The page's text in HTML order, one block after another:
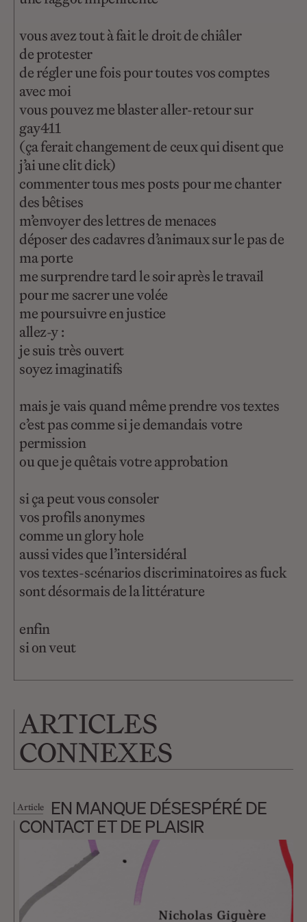
vous avez tout à fait le droit de chiâler
de protester
de régler une fois pour toutes vos comptes
avec moi
vous pouvez me blaster aller-retour sur
gay411
(ça ferait changement de ceux qui disent que
j’ai une clit dick)
commenter tous mes posts pour me chanter
des bêtises
m’envoyer des lettres de menaces
déposer des cadavres d’animaux sur le pas de
ma porte
me surprendre tard le soir après le travail
pour me sacrer une volée
me poursuivre en justice
allez-y :
je suis très ouvert
soyez imaginatifs
mais je vais quand même prendre vos textes
c’est pas comme si je demandais votre
permission
ou que je quêtais votre approbation
si ça peut vous consoler
vos profils anonymes
comme un glory hole
aussi vides que l’intersidéral
vos textes-scénarios discriminatoires as fuck
sont désormais de la littérature
enfin
si on veut
ARTICLES
CONNEXES
Article
EN MANQUE DÉSESPÉRÉ DE
CONTACT ET DE PLAISIR